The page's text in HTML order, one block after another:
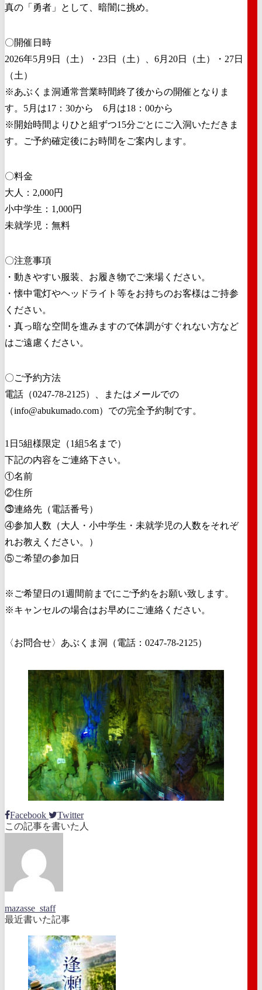
真の「勇者」として、暗闇に挑め。
〇開催日時
2026年5月9日（土）・23日（土）、6月20日（土）・27日
（土）
※あぶくま洞通常営業時間終了後からの開催となりま
す。5月は17：30から 6月は18：00から
※開始時間よりひと組ずつ15分ごとにご入洞いただきま
す。ご予約確定後にお時間をご案内します。
〇料金
大人：2,000円
小中学生：1,000円
未就学児：無料
〇注意事項
・動きやすい服装、お履き物でご来場ください。
・懐中電灯やヘッドライト等をお持ちのお客様はご持参
ください。
・真っ暗な空間を進みますので体調がすぐれない方など
はご遠慮ください。
〇ご予約方法
電話（0247-78-2125）、またはメールでの
（info@abukumado.com）での完全予約制です。
1日5組様限定（1組5名まで）
下記の内容をご連絡下さい。
①名前
②住所
⓷連絡先（電話番号）
④参加人数（大人・小中学生・未就学児の人数をそれぞ
れお教えください。）
⑤ご希望の参加日
※ご希望日の1週間前までにご予約をお願い致します。
※キャンセルの場合はお早めにご連絡ください。
〈お問合せ〉あぶくま洞（電話：0247-78-2125）
Facebook
Twitter
この記事を書いた人
mazasse_staff
最近書いた記事